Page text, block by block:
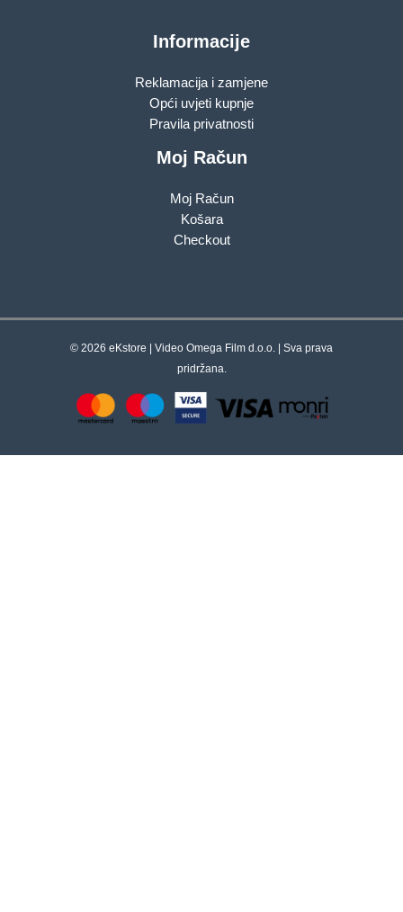
Informacije
Reklamacija i zamjene
Opći uvjeti kupnje
Pravila privatnosti
Moj Račun
Moj Račun
Košara
Checkout
© 2026 eKstore | Video Omega Film d.o.o. | Sva prava
pridržana.